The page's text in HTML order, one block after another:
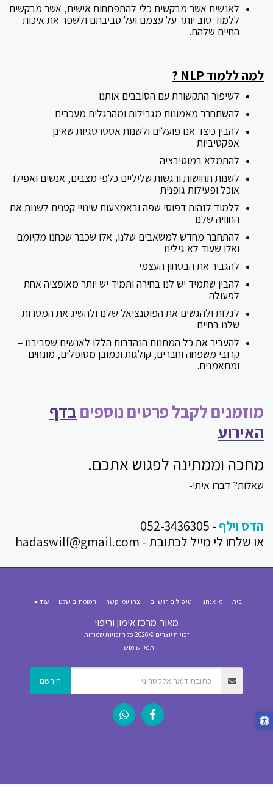
לאנשים אשר מבקשים כלי להתפתחות אישית, אשר מבקשים
ללמוד טוב יותר על עצמם ועל סביבתם ולשפר את איכות
החיים שלהם.
למה ללמוד NLP ?
לשיפור התקשורת עם הסובבים אותנו
להשתחרר מאמונות מגבילות ומהרגלים מעכבים
להבין כיצד אנו פועלים ולשנות אסטרטגיות שאינן
אפקטיביות
להתמלא במוטיבציה
לשנות תחושות ורגשות שליליים כלפי מצבים, אנשים ואפילו
אוכל ופעילות גופנית
ללמוד לזהות דפוסי שפה ובאמצעות שינויי קטנים לשנות את
החוויה שלנו
להתחבר מחדש למשאבים שלנו, אלו שכבר שכחנו מקיומם
ואלו שעוד לא גילינו
להגביר את הבטחון העצמי
להבין שתמיד יש לנו בחירה ותמיד יש יותר מאופציה אחת
לפעולה
לגלות ולהגשים את הפוטנציאל שלנו ולהשיג את המטרות
שלנו בחיים
להעביר את כל המתנות הנהדרות הללו לאנשים שסביבנו –
קרובי משפחה וחברים, קולגות וכמובן מטופלים, מונחים
ומתאמנים.
מוזמנים לקבל פרטים נוספיםבדף
האירוע
מחכה וממתינה לפגוש אתכם.
שאלות? דברו איתי-
הדס וילף - 052-3436305
או שלחו לי מייל לכתובת - hadaswilf@gmail.com
מאור-מרכז אימון וריפוי
זכויות יוצרים © 2026 כל הזכויות שמורות
תנאי שימוש
בית מי אנחנו טיפולים רגשיים צרו עמי קשר המומחים שלנו עוד
הירשם